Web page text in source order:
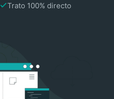
Trato 100% directo